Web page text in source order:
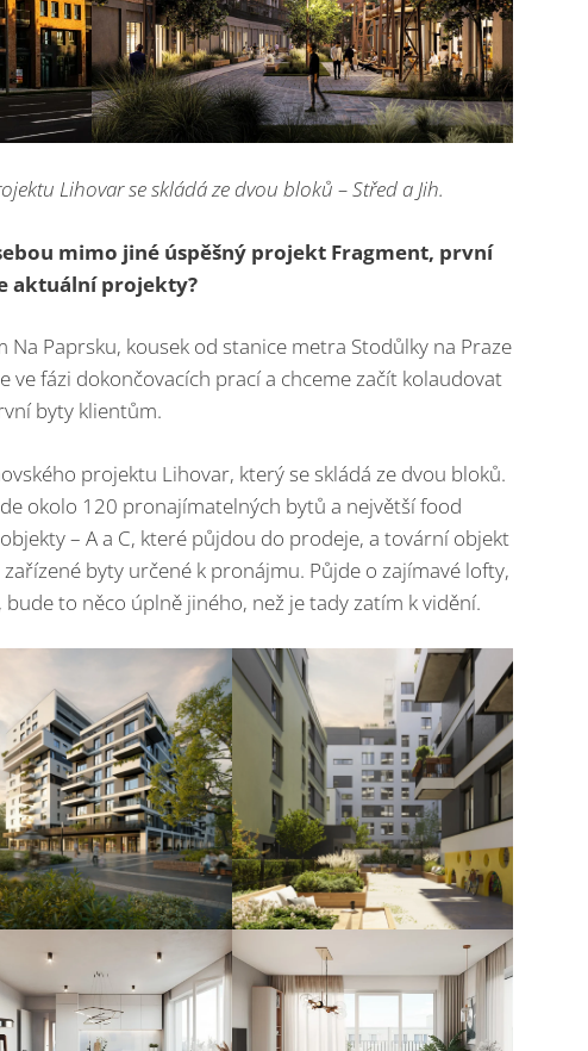
Lihovar se skládá ze dvou bloků – Střed a Jih.
mimo jiné úspěšný projekt Fragment, první
aktuální projekty?
Paprsku, kousek od stanice metra Stodůlky na Praze
ve fázi dokončovacích prací a chceme začít kolaudovat
byty klientům.
projektu Lihovar, který se skládá ze dvou bloků.
okolo 120 pronajímatelných bytů a největší food
– A a C, které půjdou do prodeje, a tovární objekt
byty určené k pronájmu. Půjde o zajímavé lofty,
to něco úplně jiného, než je tady zatím k vidění.